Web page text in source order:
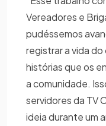
Vereadores e
pudéssemos
registrar a vida
histórias que os
a comunidade.
servidores da TV
ideia durante um